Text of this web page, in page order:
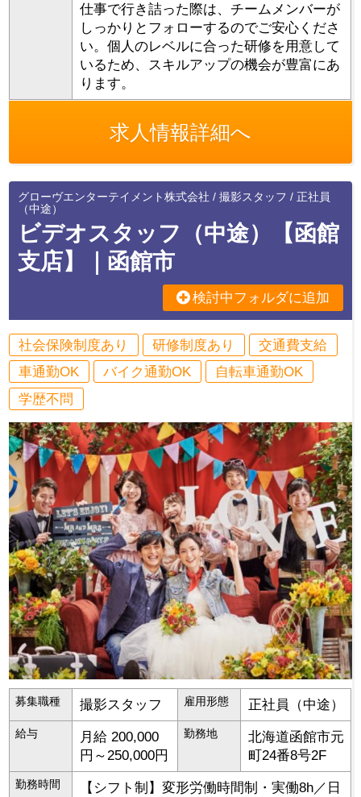
仕事で行き詰った際は、チームメンバーが
しっかりとフォローするのでご安心くださ
い。個人のレベルに合った研修を用意して
いるため、スキルアップの機会が豊富にあ
ります。
求人情報詳細へ
グローヴエンターテイメント株式会社 / 撮影スタッフ / 正社員
（中途）
ビデオスタッフ（中途）【函館
支店】｜函館市
検討中フォルダに追加
社会保険制度あり 研修制度あり
交通費支給
車通勤OK
バイク通勤OK
自転車通勤OK
学歴不問
募集職種 撮影スタッフ 雇用形態 正社員（中途）
給与
月給 200,000
円～250,000円
勤務地 北海道函館市元
町24番8号2F
勤務時間 【シフト制】変形労働時間制・実働8h／日